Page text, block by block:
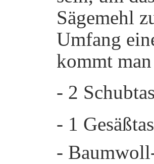
Sägemehl
Umfang
kommt
- 2
- 1
-